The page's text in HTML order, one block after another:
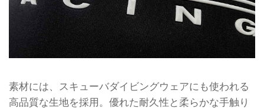
素材には、スキューバダイビングウェアにも使われる
高品質な生地を採用。優れた耐久性と柔らかな手触り